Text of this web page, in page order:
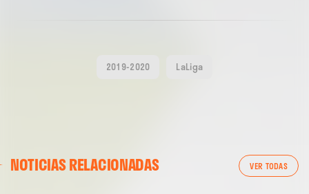
2019-2020 LaLiga
NOTICIAS RELACIONADAS VER TODAS
ENTRENAMIENTO DEL VALENCIA CF 04/03/26